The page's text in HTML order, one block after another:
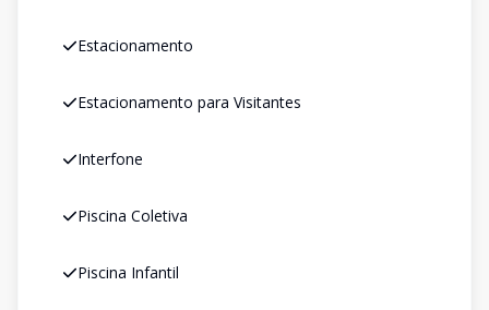
Estacionamento
Estacionamento para Visitantes
Interfone
Piscina Coletiva
Piscina Infantil